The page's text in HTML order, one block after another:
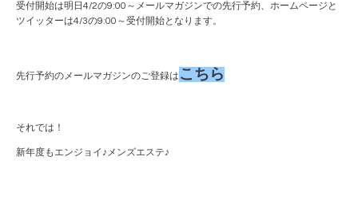
受付開始は明日4/2の9:00～メールマガジンでの先行予約、ホームページと
ツイッターは4/3の9:00～受付開始となります。
先行予約のメールマガジンのご登録は こちら
それでは！
新年度もエンジョイ♪メンズエステ♪